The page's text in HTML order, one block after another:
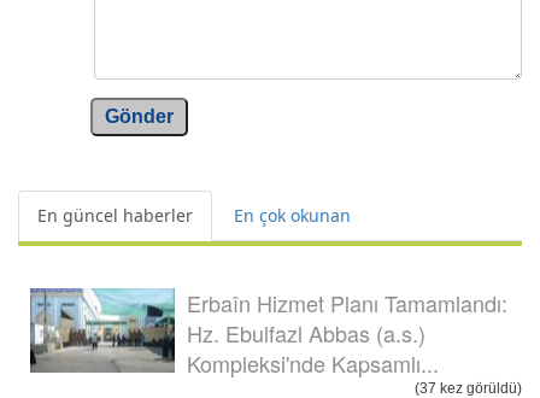
Gönder
En güncel haberler En çok okunan
Erbaîn Hizmet Planı Tamamlandı:
Hz. Ebulfazl Abbas (a.s.)
Kompleksi'nde Kapsamlı...
(37 kez görüldü)